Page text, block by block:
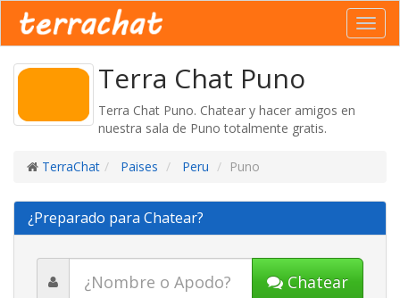
Terra Chat Puno
Terra Chat Puno. Chatear y hacer amigos en
nuestra sala de Puno totalmente gratis.
TerraChat Paises Peru Puno
¿Preparado para Chatear?
Chatear